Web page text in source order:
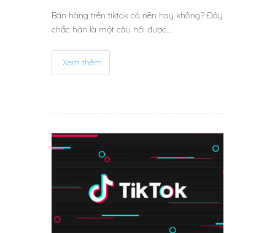
Bán hàng trên tiktok có nên hay không? Đây
chắc hản là một câu hỏi được…
Xem thêm